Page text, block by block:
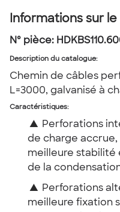
Informations sur
Nº pièce:
Description du catalogue:
Chemin de câbles
L=3000, galvanisé à
Caractéristiques:
▲ Perforations
de charge
meilleure stabilité
de la
▲ Perforations
meilleure fixation